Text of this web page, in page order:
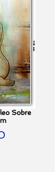
Sobre